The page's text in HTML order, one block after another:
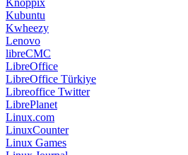
Kubuntu
Kwheezy
Lenovo
libreCMC
LibreOffice
LibreOffice Türkiye
Libreoffice Twitter
LibrePlanet
Linux.com
LinuxCounter
Linux Games